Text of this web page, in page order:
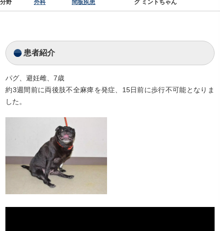
分野 外科 間板疾患 グ ミントちゃん
患者紹介
パグ、避妊雌、7歳
約3週間前に両後肢不全麻痺を発症、15日前に歩行不可能となりま
した。